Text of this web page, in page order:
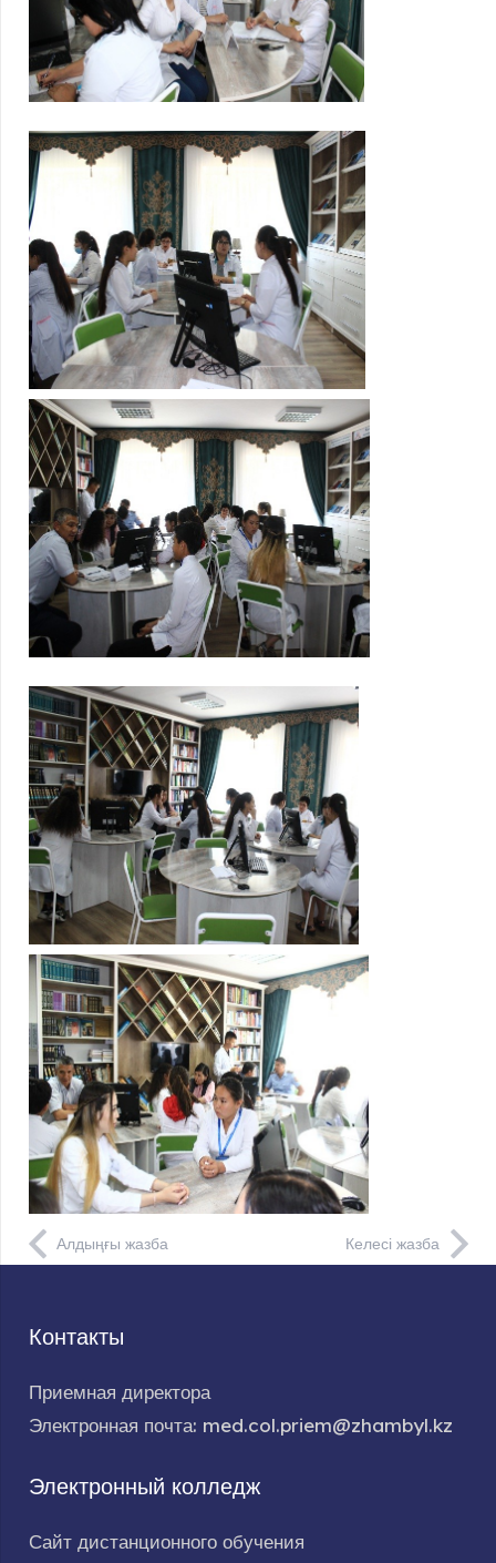
Алдыңғы жазба Келесі жазба
Контакты
Приемная директора
Электронная почта: med.col.priem@zhambyl.kz
Электронный колледж
Сайт дистанционного обучения